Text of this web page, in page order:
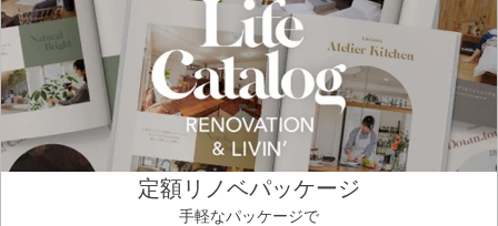
定額リノベパッケージ
手軽なパッケージで